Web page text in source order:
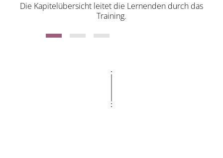
Die Kapitelübersicht leitet die Lernenden durch das
Training.